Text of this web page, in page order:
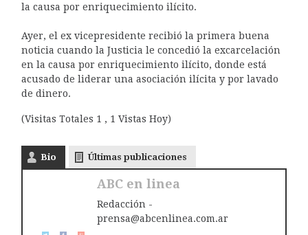
la causa por enriquecimiento ilícito.
Ayer, el ex vicepresidente recibió la primera buena
noticia cuando la Justicia le concedió la excarcelación
en la causa por enriquecimiento ilícito, donde está
acusado de liderar una asociación ilícita y por lavado
de dinero.
(Visitas Totales 1 , 1 Vistas Hoy)
Bio Últimas publicaciones
ABC en linea
Redacción -
prensa@abcenlinea.com.ar